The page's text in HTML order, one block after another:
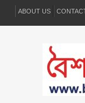
ABOUT US